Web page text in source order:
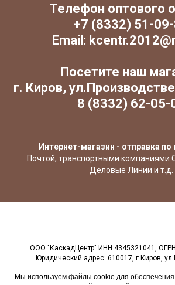
Телефон оптового
+7 (8332) 51-
Email:
Посетите наш
г. Киров,
8 (8332) 62-05-
Интернет-магазин - отправка по
Почтой, транспортными
Деловые Линии и т.д.
ООО "КаскадЦентр" ИНН 4345321041, ОГРН
Юридический адрес: 610017, г.Киров,
Мы используем файлы cookie для обеспечения